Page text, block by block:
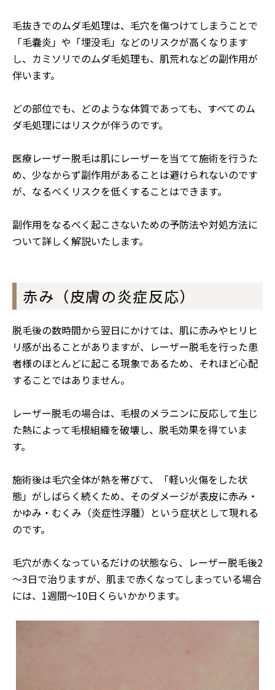
毛抜きでのムダ毛処理は、毛穴を傷つけてしまうことで
「毛嚢炎」や「埋没毛」などのリスクが高くなります
し、カミソリでのムダ毛処理も、肌荒れなどの副作用が
伴います。
どの部位でも、どのような体質であっても、すべてのム
ダ毛処理にはリスクが伴うのです。
医療レーザー脱毛は肌にレーザーを当てて施術を行うた
め、少なからず副作用があることは避けられないのです
が、なるべくリスクを低くすることはできます。
副作用をなるべく起こさないための予防法や対処方法に
ついて詳しく解説いたします。
赤み（皮膚の炎症反応）
脱毛後の数時間から翌日にかけては、肌に赤みやヒリヒ
リ感が出ることがありますが、レーザー脱毛を行った患
者様のほとんどに起こる現象であるため、それほど心配
することではありません。
レーザー脱毛の場合は、毛根のメラニンに反応して生じ
た熱によって毛根組織を破壊し、脱毛効果を得ていま
す。
施術後は毛穴全体が熱を帯びて、「軽い火傷をした状
態」がしばらく続くため、そのダメージが表皮に赤み・
かゆみ・むくみ（炎症性浮腫）という症状として現れる
のです。
毛穴が赤くなっているだけの状態なら、レーザー脱毛後2
～3日で治りますが、肌まで赤くなってしまっている場合
には、1週間～10日くらいかかります。